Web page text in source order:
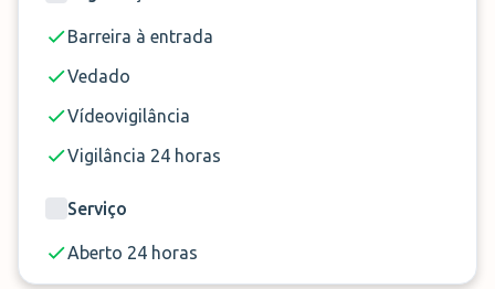
✈️Serviçio
🔑 Entrega das chaves
Barreira à entrada
Vedado
Vídeovigilância
Vigilância 24 horas
Serviço
Aberto 24 horas